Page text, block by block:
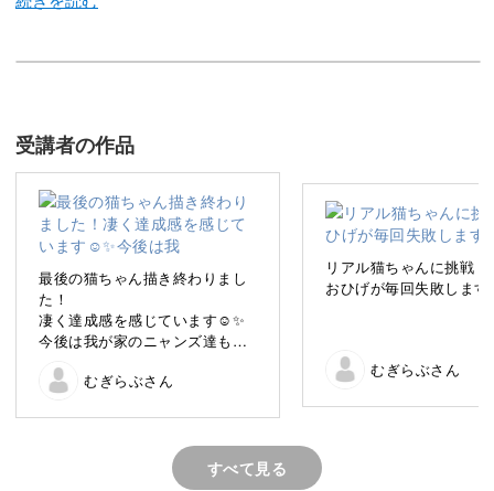
アクリル絵の具を使って、毎日もふもふの動物を描いてま
した。
今回の講座でも、そんな私の愛するもふもふした動物
「猫」を題材に、絵を描くことの楽しさを、皆さんと一緒
絵を描くと良いことがいっぱい！
大人なると、中々筆を持つことや絵の具を扱う機会が少な
受講者の作品
最後の猫ちゃん描き終わりまし
た！
凄く達成感を感じています☺️✨️
今後は我が家のニャンズ達も描
ありがとうございました！
むぎらぶさん
リアル猫ちゃんに挑戦！
おひげが毎回失敗します
むぎらぶさん
すべて見る